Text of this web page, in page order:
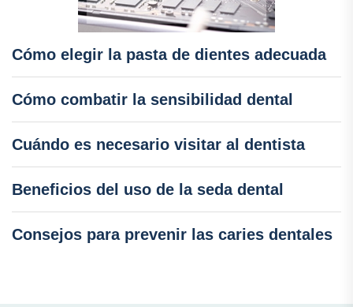
Cómo elegir la pasta de dientes adecuada
Cómo combatir la sensibilidad dental
Cuándo es necesario visitar al dentista
Beneficios del uso de la seda dental
Consejos para prevenir las caries dentales